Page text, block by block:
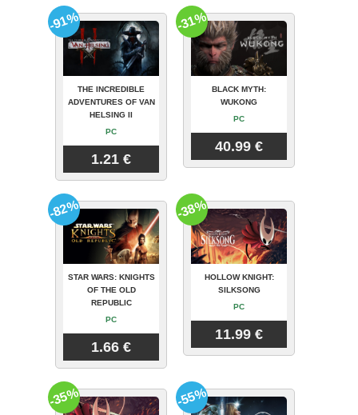
THE INCREDIBLE
ADVENTURES OF VAN
HELSING II
PC
1.21 €
-91%
BLACK MYTH:
WUKONG
PC
40.99 €
-31%
STAR WARS: KNIGHTS
OF THE OLD
REPUBLIC
PC
1.66 €
-82%
HOLLOW KNIGHT:
SILKSONG
PC
11.99 €
-38%
-35% -55%